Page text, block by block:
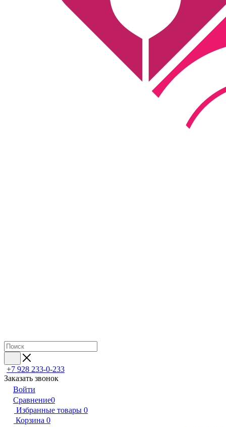
+7 928 233-0-233
Заказать звонок
Войти
Сравнение0
Избранные товары 0
Корзина 0